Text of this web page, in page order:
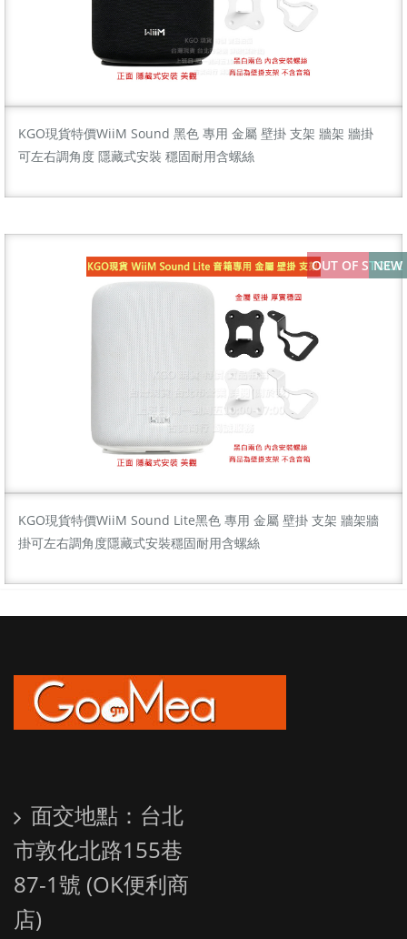
KGO現貨特價WiiM Sound 黑色 專用 金屬 壁掛 支架 牆架 牆掛
可左右調角度 隱藏式安裝 穩固耐用含螺絲
OUT OF STOCK
NEW
KGO現貨特價WiiM Sound Lite黑色 專用 金屬 壁掛 支架 牆架牆
掛可左右調角度隱藏式安裝穩固耐用含螺絲
面交地點：台北
市敦化北路155巷
87-1號 (OK便利商
店)